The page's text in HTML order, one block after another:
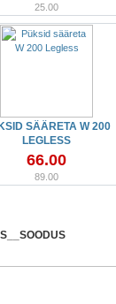
25.00
SÄÄRETA W 200
LEGLESS
66.00
89.00